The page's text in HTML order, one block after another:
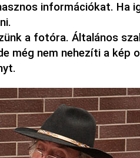
információkat. Ha
a fotóra. Általános
még nem nehezíti a kép